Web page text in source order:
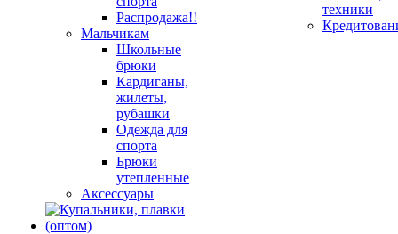
Распродажа!!
Мальчикам
Школьные
брюки
Кардиганы,
жилеты,
рубашки
Одежда для
спорта
Брюки
утепленные
Аксессуары
техники